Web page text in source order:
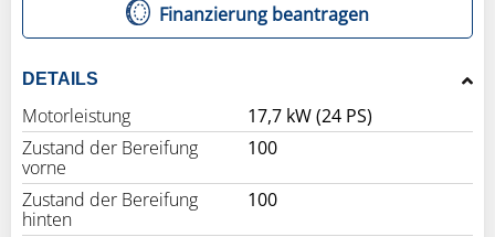
Finanzierung beantragen
DETAILS
Motorleistung
17,7 kW (24 PS)
Zustand der Bereifung
vorne
100
Zustand der Bereifung
hinten
100